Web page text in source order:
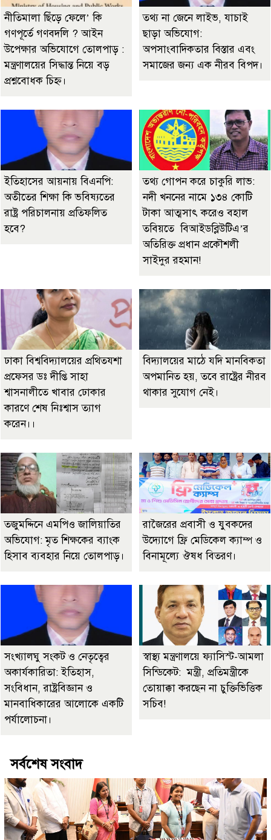
নীতিমালা ছিঁড়ে ফেলে’ কি
গণপূর্তে গণবদলি ? আইন
উপেক্ষার অভিযোগে তোলপাড় :
মন্ত্রণালয়ের সিদ্ধান্ত নিয়ে বড়
প্রশ্নবোধক চিহ্ন।
তথ্য না জেনে লাইভ, যাচাই
ছাড়া অভিযোগ:
অপসাংবাদিকতার বিস্তার এবং
সমাজের জন্য এক নীরব বিপদ।
ইতিহাসের আয়নায় বিএনপি:
অতীতের শিক্ষা কি ভবিষ্যতের
রাষ্ট্র পরিচালনায় প্রতিফলিত
হবে?
তথ্য গোপন করে চাকুরি লাভ:
নদী খননের নামে ১৩৪ কোটি
টাকা আত্মসাৎ করেও বহাল
তবিয়তে বিআইডব্লিউটিএ’র
অতিরিক্ত প্রধান প্রকৌশলী
সাইদুর রহমান!
ঢাকা বিশ্ববিদ্যালয়ের প্রথিতযশা
প্রফেসর ডঃ দীপ্তি সাহা
শ্বাসনালীতে খাবার ঢোকার
কারণে শেষ নিঃশ্বাস ত্যাগ
করেন।।
বিদ্যালয়ের মাঠে যদি মানবিকতা
অপমানিত হয়, তবে রাষ্ট্রের নীরব
থাকার সুযোগ নেই।
তজুমদ্দিনে এমপিও জালিয়াতির
অভিযোগ: মৃত শিক্ষকের ব্যাংক
হিসাব ব্যবহার নিয়ে তোলপাড়।
রাজৈরের‌ প্রবাসী ও যুবকদের
উদ্যোগে ফ্রি মেডিকেল ক্যাম্প ও
বিনামূল্যে ঔষধ বিতরণ।
সংখ্যালঘু সংকট ও নেতৃত্বের
অকার্যকারিতা: ইতিহাস,
সংবিধান, রাষ্ট্রবিজ্ঞান ও
মানবাধিকারের আলোকে একটি
পর্যালোচনা।
স্বাস্থ্য মন্ত্রণালয়ে ফ্যাসিস্ট-আমলা
সিন্ডিকেট: মন্ত্রী, প্রতিমন্ত্রীকে
তোয়াক্কা করছেন না চুক্তিভিত্তিক
সচিব!
সর্বশেষ সংবাদ